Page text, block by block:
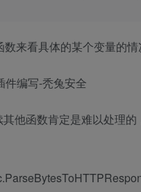
来看具体的某个变量的
他函数肯定是难以处理